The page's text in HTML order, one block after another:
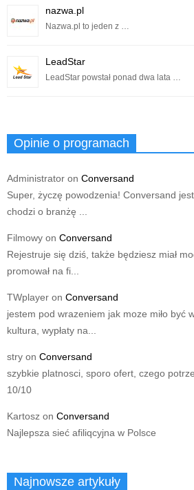
nazwa.pl
Nazwa.pl to jeden z …
LeadStar
LeadStar powstał ponad dwa lata …
Opinie o programach
Administrator on Conversand
Super, życzę powodzenia! Conversand
chodzi o branżę ...
Filmowy on Conversand
Rejestruje się dziś, także będziesz miał
promował na fi...
TWplayer on Conversand
jestem pod wrazeniem jak moze miło być
kultura, wypłaty na...
stry on Conversand
szybkie platnosci, sporo ofert, czego
10/10
Kartosz on Conversand
Najlepsza sieć afiliqcyjna w Polsce
Najnowsze artykuły